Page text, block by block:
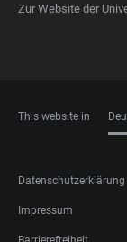
Zur Website der
This website in
FOOTER
LEGAL
Datenschutzerklärung
Impressum